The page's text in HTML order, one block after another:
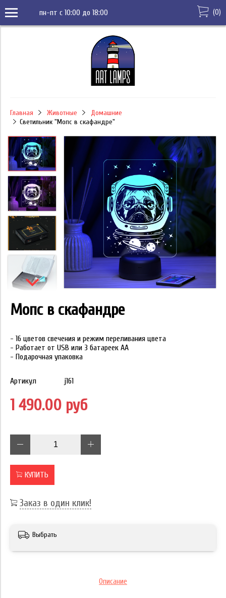
пн-пт с 10:00 до 18:00 (0)
Главная Животные
Домашние
Светильник "Мопс в скафандре"
Мопс в скафандре
- 16 цветов свечения и режим переливания цвета
- Работает от USB или 3 батареек АА
- Подарочная упаковка
Артикул j161
1 490.00 руб
КУПИТЬ
Заказ в один клик!
Выбрать
Описание